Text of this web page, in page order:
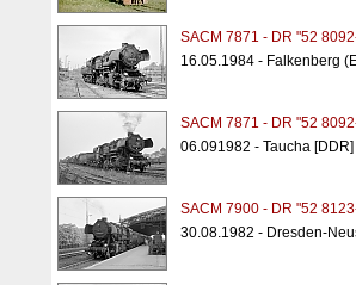
SACM 7871 - DR "52
16.05.1984 - Falkenberg
SACM 7871 - DR "52
06.091982 - Taucha [DDR]
SACM 7900 - DR "52
30.08.1982 - Dresden-